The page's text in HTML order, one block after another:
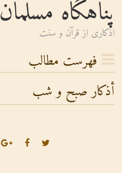
پناهگاه مسلمان
اذكارى از قرآن و سنت
فهرست مطالب
أذکار صبح و شب